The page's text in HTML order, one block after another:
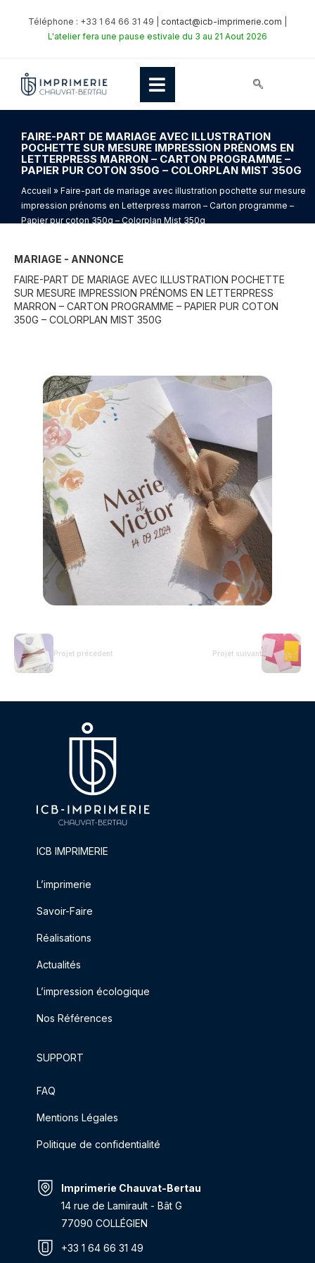
Téléphone : +33 1 64 66 31 49 | contact@icb-imprimerie.com
L'atelier fera une pause estivale du 3 au 21 Aout 2026
FAIRE-PART DE MARIAGE AVEC ILLUSTRATION
POCHETTE SUR MESURE IMPRESSION PRÉNOMS EN
LETTERPRESS MARRON – CARTON PROGRAMME –
PAPIER PUR COTON 350G – COLORPLAN MIST 350G
Accueil » Faire-part de mariage avec illustration pochette sur mesure
impression prénoms en Letterpress marron – Carton programme –
Papier pur coton 350g – Colorplan Mist 350g
MARIAGE - ANNONCE
FAIRE-PART DE MARIAGE AVEC ILLUSTRATION POCHETTE
SUR MESURE IMPRESSION PRÉNOMS EN LETTERPRESS
MARRON – CARTON PROGRAMME – PAPIER PUR COTON
350G – COLORPLAN MIST 350G
Projet précédent Projet suivant
ICB IMPRIMERIE
L’imprimerie
Savoir-Faire
Réalisations
Actualités
L’impression écologique
Nos Références
SUPPORT
FAQ
Mentions Légales
Politique de confidentialité
Imprimerie Chauvat-Bertau
14 rue de Lamirault - Bât G
77090 COLLÉGIEN
+33 1 64 66 31 49